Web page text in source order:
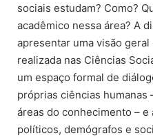
sociais estudam? Como?
acadêmico nessa área? A
apresentar uma visão
realizada nas Ciências
um espaço formal de
próprias ciências humanas
áreas do conhecimento –
políticos, demógrafos e